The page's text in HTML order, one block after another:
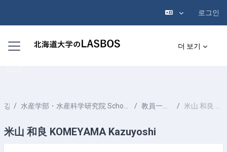
로그인
측면 패널 더 보기
강좌 水産学部・水産科学研究院 School of Fisheries Sciences & Faculty of Fisheries Sciences 教員一覧 List of Professors 米山 和良 KOMEYAMA Kazuyoshi
米山 和良 KOMEYAMA Kazuyoshi